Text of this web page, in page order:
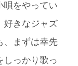
唄をやってい
好きなジャズ
、まずは幸先
しっかり歌っ